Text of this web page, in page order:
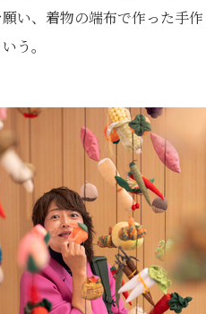
い、着物の端布で作った手
う。